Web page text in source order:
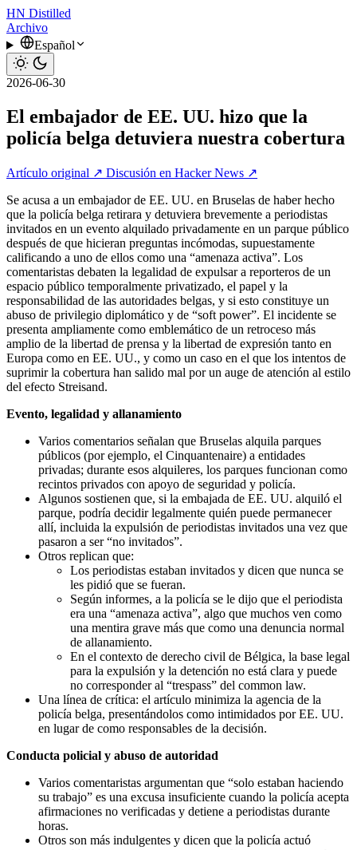
HN Distilled
Archivo
Español
2026-06-30
El embajador de EE. UU. hizo que la
policía belga detuviera nuestra cobertura
Artículo original ↗ Discusión en Hacker News ↗
Se acusa a un embajador de EE. UU. en Bruselas de haber hecho
que la policía belga retirara y detuviera brevemente a periodistas
invitados en un evento alquilado privadamente en un parque público
después de que hicieran preguntas incómodas, supuestamente
calificando a uno de ellos como una “amenaza activa”. Los
comentaristas debaten la legalidad de expulsar a reporteros de un
espacio público temporalmente privatizado, el papel y la
responsabilidad de las autoridades belgas, y si esto constituye un
abuso de privilegio diplomático y de “soft power”. El incidente se
presenta ampliamente como emblemático de un retroceso más
amplio de la libertad de prensa y la libertad de expresión tanto en
Europa como en EE. UU., y como un caso en el que los intentos de
suprimir la cobertura han salido mal por un auge de atención al estilo
del efecto Streisand.
Evento, legalidad y allanamiento
Varios comentarios señalan que Bruselas alquila parques
públicos (por ejemplo, el Cinquantenaire) a entidades
privadas; durante esos alquileres, los parques funcionan como
recintos privados con apoyo de seguridad y policía.
Algunos sostienen que, si la embajada de EE. UU. alquiló el
parque, podría decidir legalmente quién puede permanecer
allí, incluida la expulsión de periodistas invitados una vez que
pasaron a ser “no invitados”.
Otros replican que:
Los periodistas estaban invitados y dicen que nunca se
les pidió que se fueran.
Según informes, a la policía se le dijo que el periodista
era una “amenaza activa”, algo que muchos ven como
una mentira grave más que como una denuncia normal
de allanamiento.
En el contexto de derecho civil de Bélgica, la base legal
para la expulsión y la detención no está clara y puede
no corresponder al “trespass” del common law.
Una línea de crítica: el artículo minimiza la agencia de la
policía belga, presentándolos como intimidados por EE. UU.
en lugar de como responsables de la decisión.
Conducta policial y abuso de autoridad
Varios comentaristas argumentan que “solo estaban haciendo
su trabajo” es una excusa insuficiente cuando la policía acepta
afirmaciones no verificadas y detiene a periodistas durante
horas.
Otros son más indulgentes y dicen que la policía actuó